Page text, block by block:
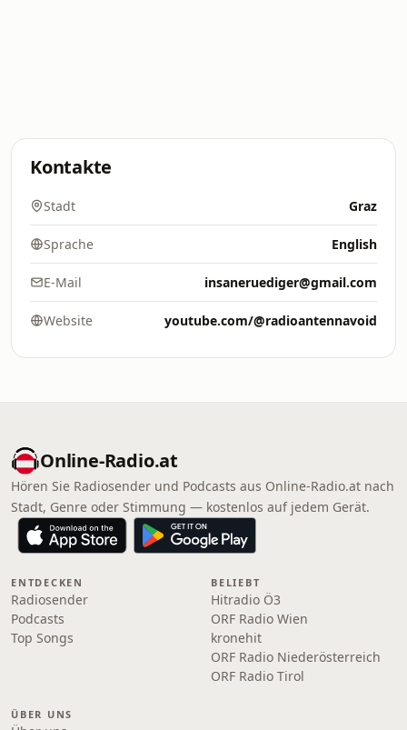
Kontakte
Stadt Graz
Sprache English
E-Mail insaneruediger@gmail.com
Website youtube.com/@radioantennavoid
Online‑Radio.at
Hören Sie Radiosender und Podcasts aus Online‑Radio.at nach
Stadt, Genre oder Stimmung — kostenlos auf jedem Gerät.
ENTDECKEN
Radiosender
Podcasts
Top Songs
BELIEBT
Hitradio Ö3
ORF Radio Wien
kronehit
ORF Radio Niederösterreich
ORF Radio Tirol
ÜBER UNS